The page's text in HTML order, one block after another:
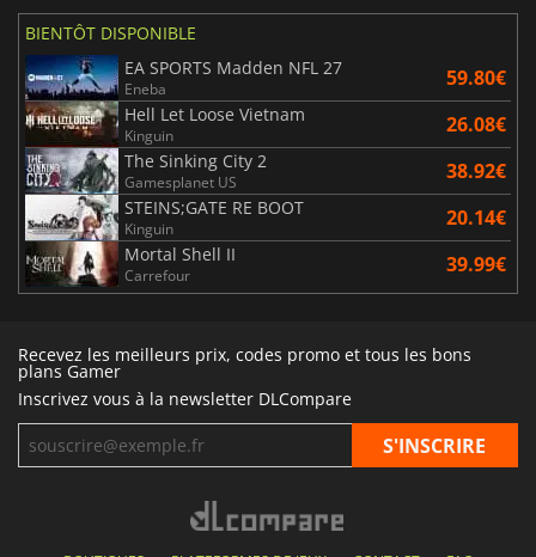
BIENTÔT DISPONIBLE
EA SPORTS Madden NFL 27
Eneba 59.80€
Hell Let Loose Vietnam
Kinguin 26.08€
The Sinking City 2
Gamesplanet US 38.92€
STEINS;GATE RE BOOT
Kinguin 20.14€
Mortal Shell II
Carrefour 39.99€
Recevez les meilleurs prix, codes promo et tous les bons
plans Gamer
Inscrivez vous à la newsletter DLCompare